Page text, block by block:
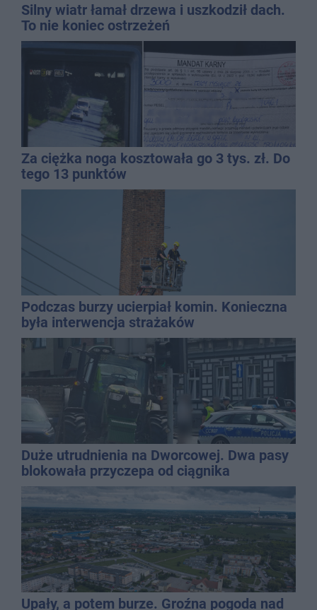
Silny wiatr łamał drzewa i uszkodził dach.
To nie koniec ostrzeżeń
Za ciężka noga kosztowała go 3 tys. zł. Do
tego 13 punktów
Podczas burzy ucierpiał komin. Konieczna
była interwencja strażaków
Duże utrudnienia na Dworcowej. Dwa pasy
blokowała przyczepa od ciągnika
Upały, a potem burze. Groźna pogoda nad